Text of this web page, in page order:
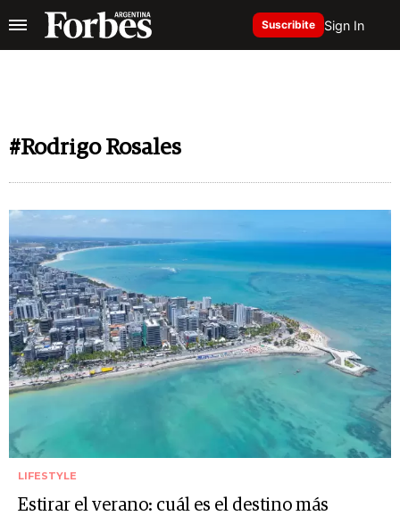
Suscribite Sign In
#Rodrigo Rosales
LIFESTYLE
Estirar el verano: cuál es el destino más